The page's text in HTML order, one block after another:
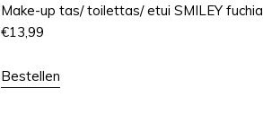
Make-up tas/ toilettas/ etui SMILEY fuchia
€13,99
Bestellen